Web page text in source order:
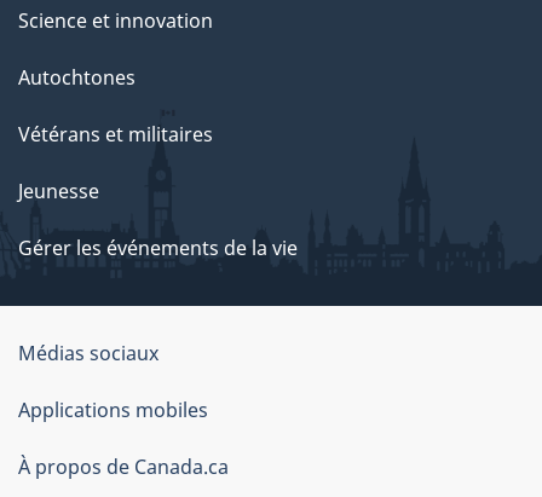
Science et innovation
Autochtones
Vétérans et militaires
Jeunesse
Gérer les événements de la vie
Organisation
du
gouvernement
du
Médias sociaux
Applications mobiles
À propos de Canada.ca